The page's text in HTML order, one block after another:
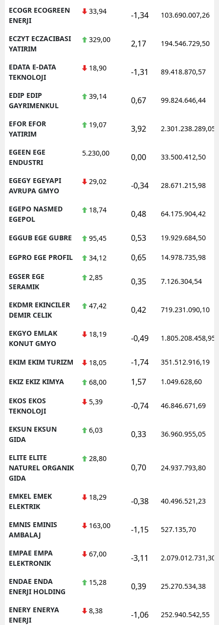
ECOGR ECOGREEN
ENERJI
33,94 -1,34 103.690.007,26
ECZYT ECZACIBASI
YATIRIM
329,00 2,17 194.546.729,50
EDATA E-DATA
TEKNOLOJI
18,90 -1,31 89.418.870,57
EDIP EDIP
GAYRIMENKUL
39,14 0,67 99.824.646,44
EFOR EFOR
YATIRIM
19,07 3,92 2.301.238.289,05
EGEEN EGE
ENDUSTRI
5.230,00 0,00 33.500.412,50
EGEGY EGEYAPI
AVRUPA GMYO
29,02 -0,34 28.671.215,98
EGEPO NASMED
EGEPOL
18,74 0,48 64.175.904,42
EGGUB EGE GUBRE 95,45 0,53 19.929.684,50
EGPRO EGE PROFIL 34,12 0,65 14.978.735,98
EGSER EGE
SERAMIK
2,85 0,35 7.126.304,54
EKDMR EKINCILER
DEMIR CELIK
47,42 0,42 719.231.090,10
EKGYO EMLAK
KONUT GMYO
18,19 -0,49 1.805.208.458,95
EKIM EKIM TURIZM 18,05 -1,74 351.512.916,19
EKIZ EKIZ KIMYA 68,00 1,57 1.049.628,60
EKOS EKOS
TEKNOLOJI
5,39 -0,74 46.846.671,69
EKSUN EKSUN
GIDA
6,03 0,33 36.960.955,05
ELITE ELITE
NATUREL ORGANIK
GIDA
28,80
0,70 24.937.793,80
EMKEL EMEK
ELEKTRIK
18,29 -0,38 40.496.521,23
EMNIS EMINIS
AMBALAJ
163,00 -1,15 527.135,70
EMPAE EMPA
ELEKTRONIK
67,00 -3,11 2.079.012.731,30
ENDAE ENDA
ENERJI HOLDING
15,28 0,39 25.270.534,38
ENERY ENERYA
ENERJI
8,38 -1,06 252.940.542,55